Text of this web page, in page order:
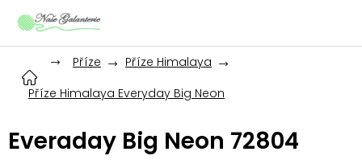
Příze
Příze Himalaya
Příze Himalaya Everyday Big Neon
Everaday Big Neon 72804